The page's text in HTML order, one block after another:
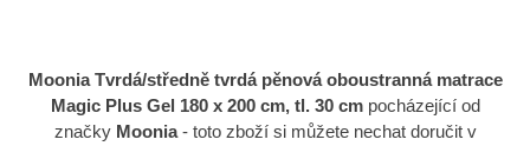
Moonia Tvrdá/středně tvrdá pěnová oboustranná matrace
Magic Plus Gel 180 x 200 cm, tl. 30 cmpocházející od
značkyMoonia- toto zboží si můžete nechat doručit v